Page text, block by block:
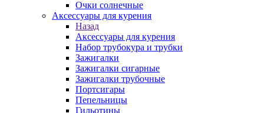
Очки солнечные
Аксессуары для курения
Назад
Аксессуары для курения
Набор трубокура и трубки
Зажигалки
Зажигалки сигарные
Зажигалки трубочные
Портсигары
Пепельницы
Гильотины